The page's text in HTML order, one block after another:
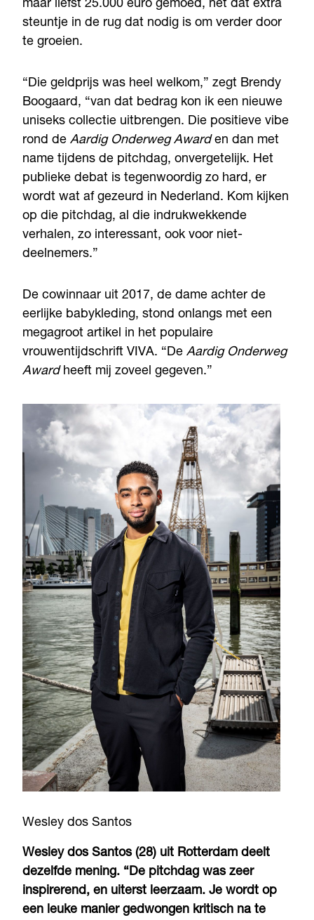
maar liefst 25.000 euro gemoed, net dat extra
steuntje in de rug dat nodig is om verder door
te groeien.
“Die geldprijs was heel welkom,” zegt Brendy
Boogaard, “van dat bedrag kon ik een nieuwe
uniseks collectie uitbrengen. Die positieve vibe
rond de Aardig Onderweg Awarden dan met
name tijdens de pitchdag, onvergetelijk. Het
publieke debat is tegenwoordig zo hard, er
wordt wat af gezeurd in Nederland. Kom kijken
op die pitchdag, al die indrukwekkende
verhalen, zo interessant, ook voor niet-
deelnemers.”
De cowinnaar uit 2017, de dame achter de
eerlijke babykleding, stond onlangs met een
megagroot artikel in het populaire
vrouwentijdschrift VIVA. “De Aardig Onderweg
Awardheeft mij zoveel gegeven.”
Wesley dos Santos
Wesley dos Santos (28) uit Rotterdam deelt
dezelfde mening. “De pitchdag was zeer
inspirerend, en uiterst leerzaam. Je wordt op
een leuke manier gedwongen kritisch na te